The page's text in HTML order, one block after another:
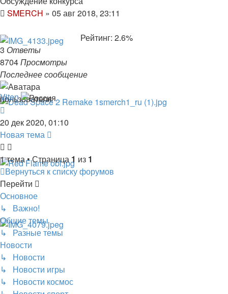
SMERCH » 05 авг 2018, 23:11
Рейтинг: 2.6%
3 Ответы
8704Просмотры
Последнее сообщение
Viten
20 дек 2020, 01:10
Новая тема
1 тема • Страница1 из 1
Вернуться к списку форумов
Перейти
Основное
↳ Важно!
Общие темы
↳ Разные темы
Новости
↳ Новости
↳ Новости игры
↳ Новости космос